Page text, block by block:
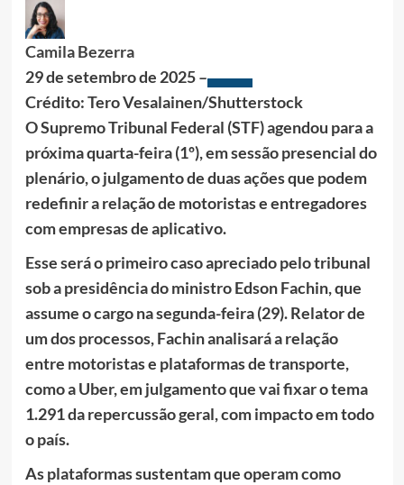
Camila Bezerra
29 de setembro de 2025 –
Crédito: Tero Vesalainen/Shutterstock
O Supremo Tribunal Federal (STF) agendou para a
próxima quarta-feira (1º), em sessão presencial do
plenário, o julgamento de duas ações que podem
redefinir a relação de motoristas e entregadores
com empresas de aplicativo.
Esse será o primeiro caso apreciado pelo tribunal
sob a presidência do ministro Edson Fachin, que
assume o cargo na segunda-feira (29). Relator de
um dos processos, Fachin analisará a relação
entre motoristas e plataformas de transporte,
como a Uber, em julgamento que vai fixar o tema
1.291 da repercussão geral, com impacto em todo
o país.
As plataformas sustentam que operam como